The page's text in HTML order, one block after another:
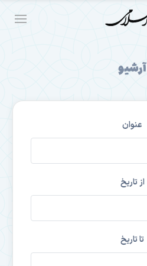
آرشیو
عنوان
از تاریخ
تا تاریخ